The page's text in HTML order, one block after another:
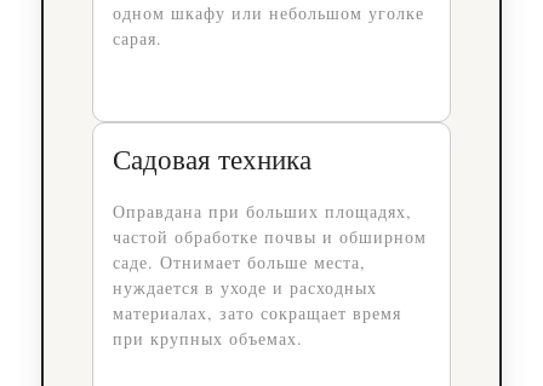
одном шкафу или небольшом уголке
сарая.
Садовая техника
Оправдана при больших площадях,
частой обработке почвы и обширном
саде. Отнимает больше места,
нуждается в уходе и расходных
материалах, зато сокращает время
при крупных объемах.